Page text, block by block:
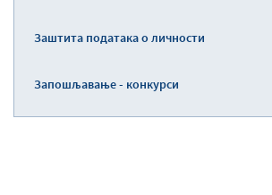
Заштита података о личности
Запошљавање - конкурси